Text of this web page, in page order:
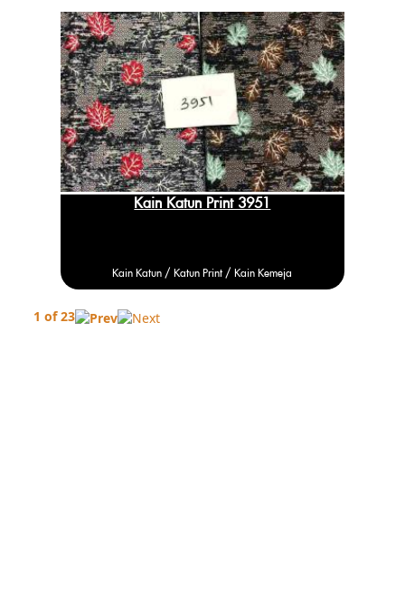
Kain Katun Print 3951
Kain Katun / Katun Print / Kain Kemeja
1 of 23